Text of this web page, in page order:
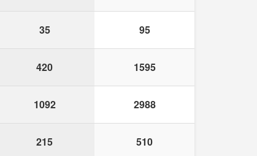
35 95
420 1595
1092 2988
215 510